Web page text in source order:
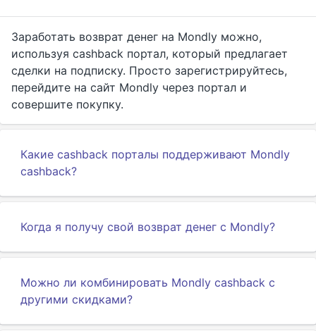
Заработать возврат денег на Mondly можно,
используя cashback портал, который предлагает
сделки на подписку. Просто зарегистрируйтесь,
перейдите на сайт Mondly через портал и
совершите покупку.
Какие cashback порталы поддерживают Mondly
cashback?
Когда я получу свой возврат денег с Mondly?
Можно ли комбинировать Mondly cashback с
другими скидками?